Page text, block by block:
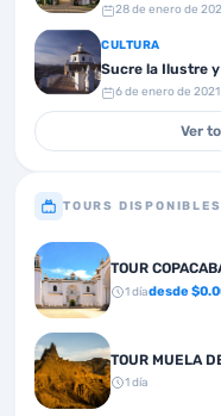
28 de enero de
CULTURA
Sucre la Ilustre
6 de enero de 2021
Ver
TOURS DISPONIBLES
TOUR
1díadesde $
TOUR MUELA
1día